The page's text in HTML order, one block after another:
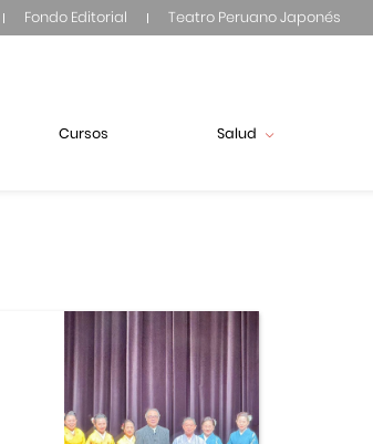
Fondo Editorial Teatro Peruano Japonés
Cursos Salud